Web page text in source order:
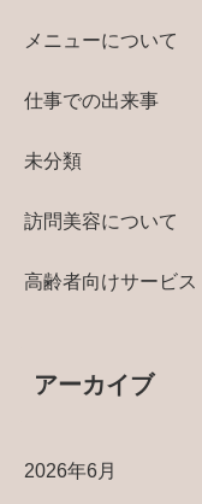
メニューについて
仕事での出来事
未分類
訪問美容について
高齢者向けサービス
アーカイブ
2026年6月